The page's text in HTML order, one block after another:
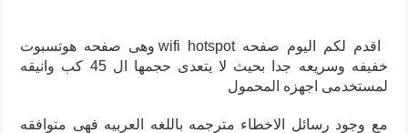
اقدم لكم اليوم صفحه wifi hotspot وهى صفحه هوتسبوت
خفيفه وسريعه جدا بحيث لا يتعدى حجمها ال 45 كب وانيقه
لمستخدمى اجهزه المحمول
مع وجود رسائل الاخطاء مترجمه باللغه العربيه فهى متوافقه